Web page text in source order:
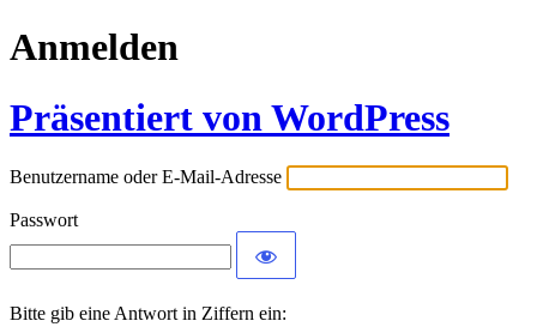
Anmelden
Präsentiert von WordPress
Benutzername oder E-Mail-Adresse
Passwort
Bitte gib eine Antwort in Ziffern ein: